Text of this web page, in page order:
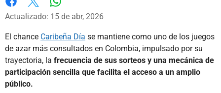
Facebook
X
Actualizado: 15 de abr, 2026
El chance Caribeña Día se mantiene como uno de los juegos
de azar más consultados en Colombia, impulsado por su
trayectoria, la frecuencia de sus sorteos y una mecánica de
participación sencilla que facilita el acceso a un amplio
público.